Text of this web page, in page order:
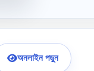
অনলাইন পড়ুন